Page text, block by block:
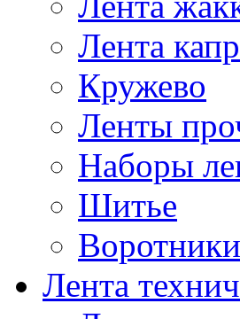
Лента
Кружево
Ленты
Наборы
Шитье
Воротники
Лента